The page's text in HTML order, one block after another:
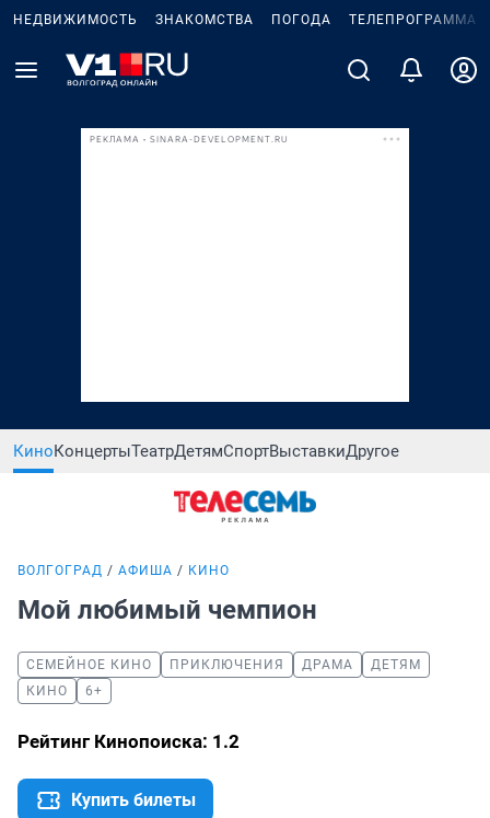
НЕДВИЖИМОСТЬ ЗНАКОМСТВА ПОГОДА ТЕЛЕПРОГРАММА
РЕКЛАМА • SINARA-DEVELOPMENT.RU
КиноКонцертыТеатрДетямСпортВыставкиДругое
ВОЛГОГРАД АФИША КИНО
Мой любимый чемпион
СЕМЕЙНОЕ КИНО ПРИКЛЮЧЕНИЯ ДРАМА
ДЕТЯМ
КИНО
6+
Рейтинг Кинопоиска: 1.2
Купить билеты